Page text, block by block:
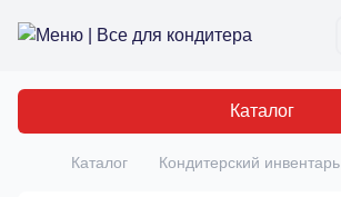
Все для кондитера
Каталог
Главная
Каталог Кондитерский инвентарь